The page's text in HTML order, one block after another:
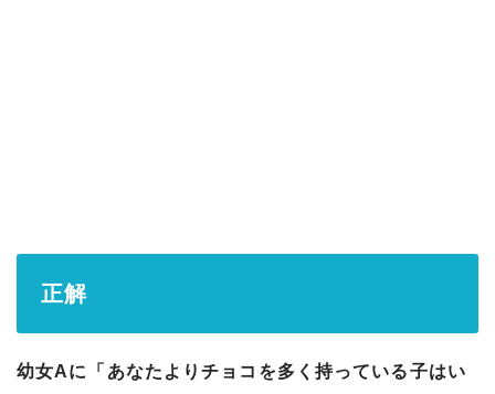
正解
幼女Aに「あなたよりチョコを多く持っている子はい